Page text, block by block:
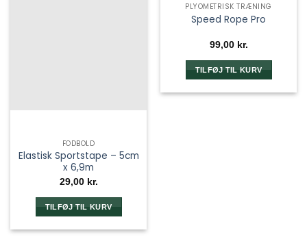
FODBOLD
Elastisk Sportstape – 5cm
x 6,9m
29,00 kr.
TILFØJ TIL KURV
PLYOMETRISK TRÆNING
Speed Rope Pro
99,00 kr.
TILFØJ TIL KURV